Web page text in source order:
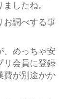
したね。
お調べする事
、めっちゃ安
リ会員に登録
費が別途かか